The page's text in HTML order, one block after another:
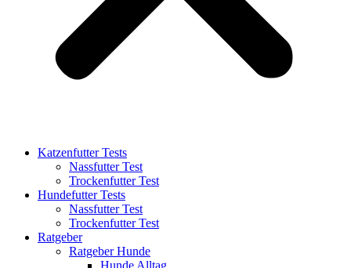
Katzenfutter Tests
Nassfutter Test
Trockenfutter Test
Hundefutter Tests
Nassfutter Test
Trockenfutter Test
Ratgeber
Ratgeber Hunde
Hunde Alltag